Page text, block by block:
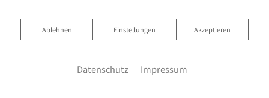
Götzenberger GmbH
Akzeptieren
Einstellungen
Ablehnen
Ablehnen
Datenschutz Impressum